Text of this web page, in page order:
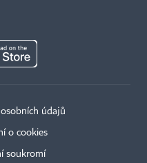
údajů
o cookies
soukromí